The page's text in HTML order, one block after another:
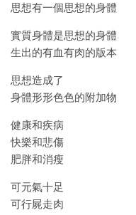
思想有一個思想的身體
實質身體是思想的身體
生出的有血有肉的版本
思想造成了
身體形形色色的附加物
健康和疾病
快樂和悲傷
肥胖和消瘦
可元氣十足
可行屍走肉